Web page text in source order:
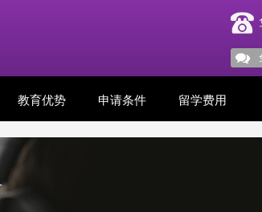
教育优势 申请条件 留学费用